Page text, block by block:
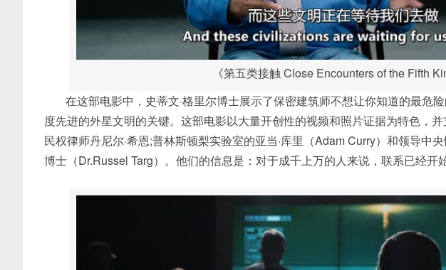
《第五类接触 Close Encounters of the Fifth
在这部电影中，史蒂文·格里尔博士展示了保密建筑师不想让你知道的最危
度先进的外星文明的关键。这部电影以大量开创性的视频和照片证据为特色，
民权律师丹尼尔·希恩;普林斯顿梨实验室的亚当·库里（Adam Curry）和领导中
博士（Dr.Russel Targ）。他们的信息是：对于成千上万的人来说，联系已经开